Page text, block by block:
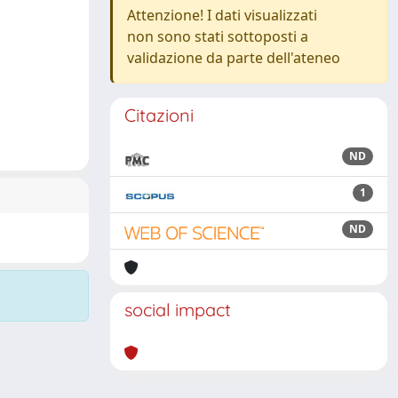
Attenzione! I dati visualizzati
non sono stati sottoposti a
validazione da parte dell'ateneo
Citazioni
ND
1
ND
social impact